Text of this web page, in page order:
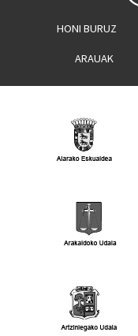
HONI BURUZ
ARAUAK